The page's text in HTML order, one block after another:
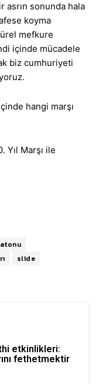
sonunda hala
koyma
mefkure
içinde mücadele
biz cumhuriyeti
hangi marşı
Yıl Marşı ile
slide
etkinlikleri:
fethetmektir